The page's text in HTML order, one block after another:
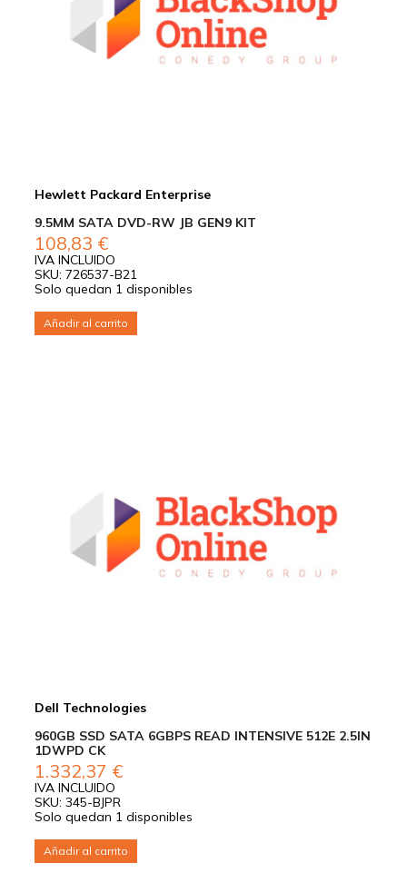
Hewlett Packard Enterprise
9.5MM SATA DVD-RW JB GEN9 KIT
108,83 €
IVA INCLUIDO
SKU: 726537-B21
Solo quedan 1 disponibles
Añadir al carrito
Dell Technologies
960GB SSD SATA 6GBPS READ INTENSIVE 512E 2.5IN
1DWPD CK
1.332,37 €
IVA INCLUIDO
SKU: 345-BJPR
Solo quedan 1 disponibles
Añadir al carrito